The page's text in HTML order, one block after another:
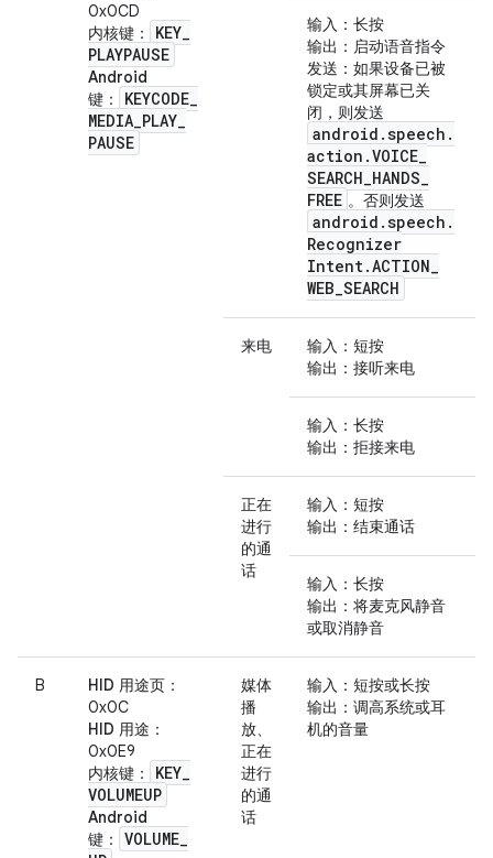
0x0CD
内核键 ： KEY_
PLAYPAUSE
Android
键 ： KEYCODE_
MEDIA_PLAY_
PAUSE
输入 ：长按
输出 ：启动语音指令
发送 ：如果设备已被
锁定或其屏幕已关
闭，则发送
android .speech .
action .VOICE_
SEARCH_HANDS_
FREE 。否则发送
android .speech .
Recognizer
Intent.ACTION_
WEB_SEARCH
来电 输入 ：短按
输出 ：接听来电
输入 ：长按
输出 ：拒接来电
正在
进行
的通
话
输入 ：短按
输出 ：结束通话
输入 ：长按
输出 ：将麦克风静音
或取消静音
B HID 用途页 ：
0x0C
HID 用途 ：
0x0E9
内核键 ： KEY_
VOLUMEUP
Android
键 ： VOLUME_
媒体
播
放、
正在
进行
的通
话
输入 ：短按或长按
输出 ：调高系统或耳
机的音量